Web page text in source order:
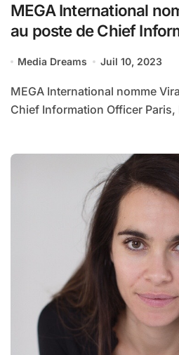
MEGA International
au poste de Chief
Media Dreams Juil 10, 2023
MEGA International nomme VirakKoeutau poste de
Chief Information Officer Paris,